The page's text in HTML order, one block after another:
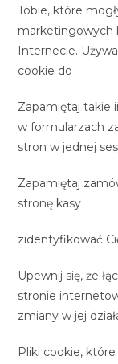
Tobie, które
marketingowych
Internecie.
cookie do
Zapamiętaj takie
w formularzach
stron w jednej
Zapamiętaj
stronę kasy
zidentyfikować
Upewnij się, że
stronie
zmiany w jej
Pliki cookie,